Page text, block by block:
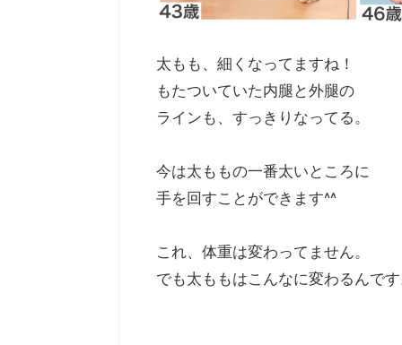
太もも、細くなってますね！
もたついていた内腿と外腿の
ラインも、すっきりなってる。
今は太ももの一番太いところに
手を回すことができます^^
これ、体重は変わってません。
でも太ももはこんなに変わるんで